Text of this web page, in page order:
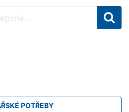
POTŘEBY